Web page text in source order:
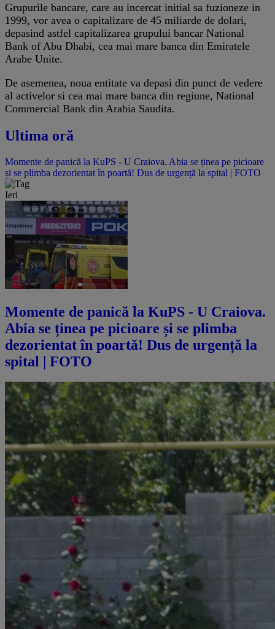
Grupurile bancare, care au incercat initial sa fuzioneze in
1999, vor avea o capitalizare de 45 miliarde de dolari,
depasind astfel capitalizarea grupului bancar National
Bank of Abu Dhabi, cea mai mare banca din Emiratele
Arabe Unite.
De asemenea, noua entitate va depasi din punct de vedere
al activelor si cea mai mare banca din regiune, National
Commercial Bank din Arabia Saudita.
Ultima oră
Momente de panică la KuPS - U Craiova. Abia se ținea pe picioare
și se plimba dezorientat în poartă! Dus de urgență la spital | FOTO
Ieri
Momente de panică la KuPS - U Craiova.
Abia se ținea pe picioare și se plimba
dezorientat în poartă! Dus de urgență la
spital | FOTO